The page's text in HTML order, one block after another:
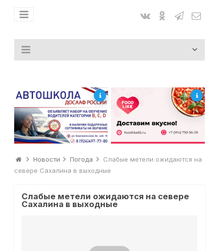
Новости Погода
Слабые метели ожидаются на
севере Сахалина в выходные
Слабые метели ожидаются на севере
Сахалина в выходные